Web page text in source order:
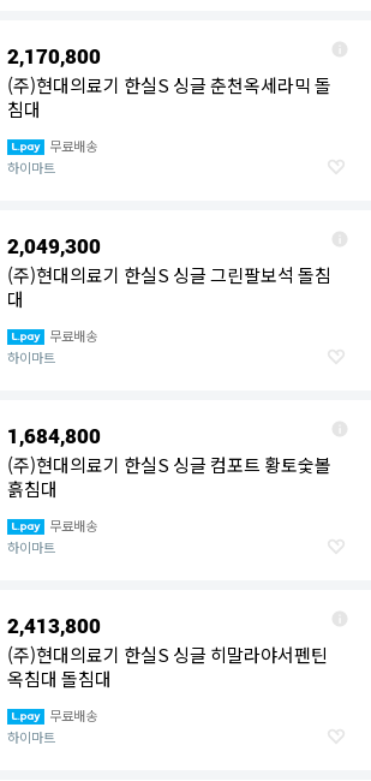
2,170,800
(주)현대의료기 한실S 싱글 춘천옥세라믹 돌
침대
무료배송
하이마트
2,049,300
(주)현대의료기 한실S 싱글 그린팔보석 돌침
대
무료배송
하이마트
1,684,800
(주)현대의료기 한실S 싱글 컴포트 황토숯볼
흙침대
무료배송
하이마트
2,413,800
(주)현대의료기 한실S 싱글 히말라야서펜틴
옥침대 돌침대
무료배송
하이마트